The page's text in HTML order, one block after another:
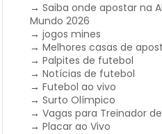
→Saiba onde apostar na
Mundo 2026
→jogos mines
→Melhores casas de
→Palpites de futebol
→Notícias de futebol
→Futebol ao vivo
→Surto Olímpico
→Vagas para Treinador
→Placar ao Vivo